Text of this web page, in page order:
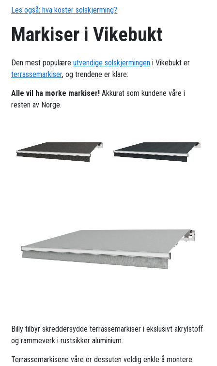
Les også: hva koster solskjerming?
Markiser i Vikebukt
Den mest populæreutvendige solskjermingen i Vikebukt er
terrassemarkiser, og trendene er klare:
Alle vil ha mørke markiser! Akkurat som kundene våre i
resten av Norge.
Billy tilbyr skreddersydde terrassemarkiser i ekslusivt akrylstoff
og rammeverk i rustsikker aluminium.
Terrassemarkisene våre er dessuten veldig enkle å montere.